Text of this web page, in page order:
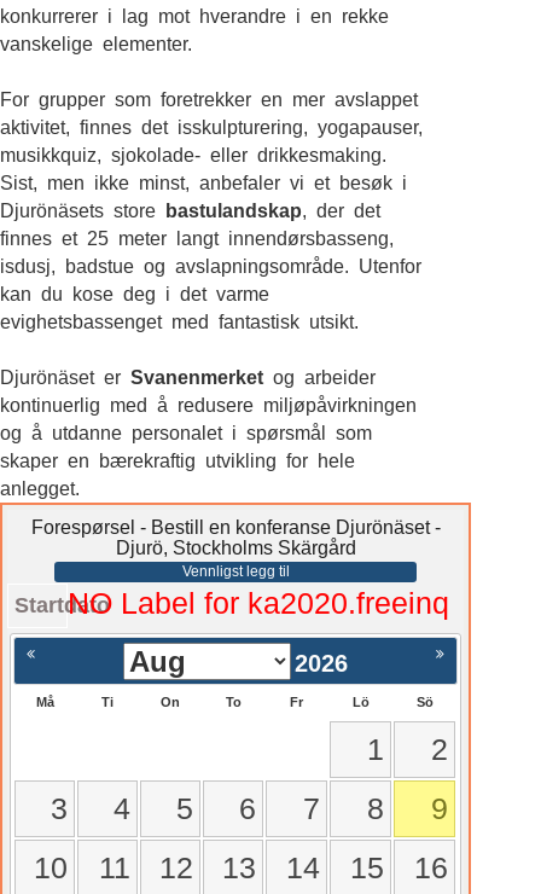
konkurrerer i lag mot hverandre i en rekke
vanskelige elementer.
For grupper som foretrekker en mer avslappet
aktivitet, finnes det isskulpturering, yogapauser,
musikkquiz, sjokolade- eller drikkesmaking.
Sist, men ikke minst, anbefaler vi et besøk i
Djurönäsets store
bastulandskap, der det
finnes et 25 meter langt innendørsbasseng,
isdusj, badstue og avslapningsområde. Utenfor
kan du kose deg i det varme
evighetsbassenget med fantastisk utsikt.
Djurönäset er Svanenmerket og arbeider
kontinuerlig med å redusere miljøpåvirkningen
og å utdanne personalet i spørsmål som
skaper en bærekraftig utvikling for hele
anlegget.
Forespørsel - Bestill en konferanse Djurönäset -
Djurö, Stockholms Skärgård
Vennligst legg til
StartdatoNO Label for ka2020.freeinq
2026
Må Ti On To Fr Lö Sö
1
2
3
4 5 6 7 8
9
10
11 12 13 14 15 16